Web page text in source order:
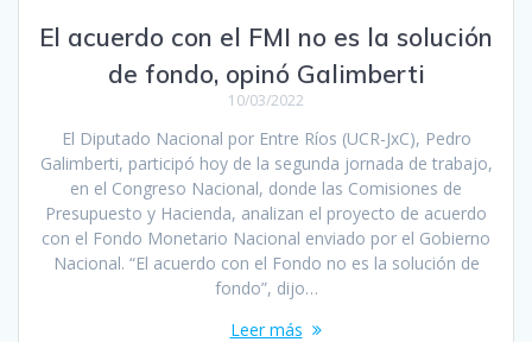
El acuerdo con el FMI no es la solución
de fondo, opinó Galimberti
10/03/2022
El Diputado Nacional por Entre Ríos (UCR-JxC), Pedro
Galimberti, participó hoy de la segunda jornada de trabajo,
en el Congreso Nacional, donde las Comisiones de
Presupuesto y Hacienda, analizan el proyecto de acuerdo
con el Fondo Monetario Nacional enviado por el Gobierno
Nacional. “El acuerdo con el Fondo no es la solución de
fondo”, dijo…
Leer más